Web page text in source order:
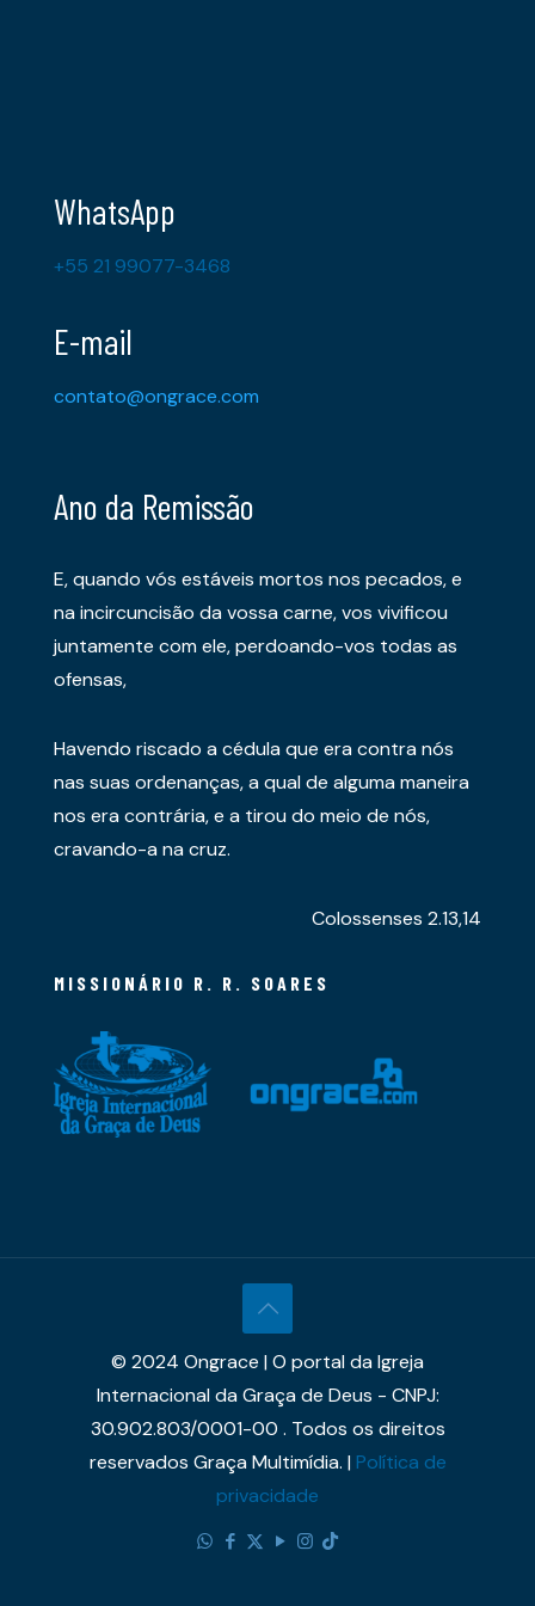
WhatsApp
+55 21 99077-3468
E-mail
contato@ongrace.com
Ano da Remissão
E, quando vós estáveis mortos nos pecados, e
na incircuncisão da vossa carne, vos vivificou
juntamente com ele, perdoando-vos todas as
ofensas,
Havendo riscado a cédula que era contra nós
nas suas ordenanças, a qual de alguma maneira
nos era contrária, e a tirou do meio de nós,
cravando-a na cruz.
Colossenses 2.13,14
MISSIONÁRIO R. R. SOARES
© 2024 Ongrace | O portal da Igreja
Internacional da Graça de Deus - CNPJ:
30.902.803/0001-00 . Todos os direitos
reservados Graça Multimídia. |Política de
privacidade